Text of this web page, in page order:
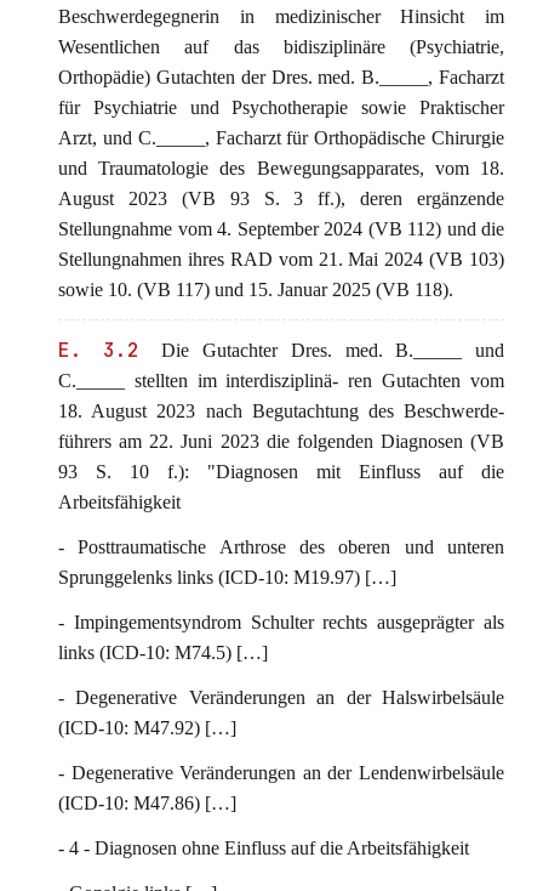
Beschwerdegegnerin in medizinischer Hinsicht im
Wesentlichen auf das bidisziplinäre (Psychiatrie,
Orthopädie) Gutachten der Dres. med. B._____, Facharzt
für Psychiatrie und Psychotherapie sowie Praktischer
Arzt, und C._____, Facharzt für Orthopädische Chirurgie
und Traumatologie des Bewegungsapparates, vom 18.
August 2023 (VB 93 S. 3 ff.), deren ergänzende
Stellungnahme vom 4. September 2024 (VB 112) und die
Stellungnahmen ihres RAD vom 21. Mai 2024 (VB 103)
sowie 10. (VB 117) und 15. Januar 2025 (VB 118).
E. 3.2
Die Gutachter Dres. med. B._____ und
C._____ stellten im interdisziplinä- ren Gutachten vom
18. August 2023 nach Begutachtung des Beschwerde-
führers am 22. Juni 2023 die folgenden Diagnosen (VB
93 S. 10 f.): "Diagnosen mit Einfluss auf die
Arbeitsfähigkeit
- Posttraumatische Arthrose des oberen und unteren
Sprunggelenks links (ICD-10: M19.97) […]
- Impingementsyndrom Schulter rechts ausgeprägter als
links (ICD-10: M74.5) […]
- Degenerative Veränderungen an der Halswirbelsäule
(ICD-10: M47.92) […]
- Degenerative Veränderungen an der Lendenwirbelsäule
(ICD-10: M47.86) […]
- 4 - Diagnosen ohne Einfluss auf die Arbeitsfähigkeit